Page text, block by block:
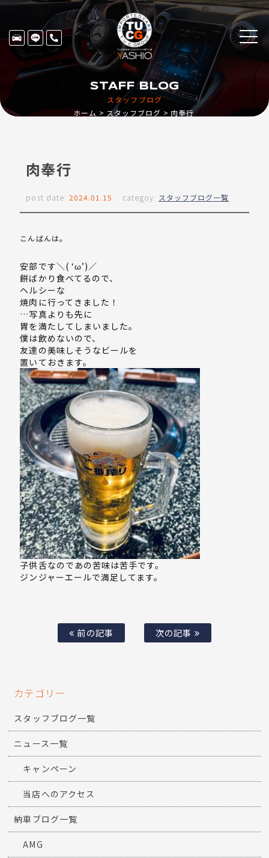
スタッフブログ
STAFF BLOG
ホーム スタッフブログ 肉奉行
肉奉行
post date: 2024.01.15 categoy: スタッフブログ一覧
こんばんは。
安部です＼( ‘ω’)／
餅ばかり食べてるので、
ヘルシーな
焼肉に行ってきました！
…写真よりも先に
胃を満たしてしまいました。
僕は飲めないので、
友達の美味しそうなビールを
置いておきます。
子供舌なのであの苦味は苦手です。
ジンジャーエールで満足してます。
前の記事 次の記事
カテゴリー
スタッフブログ一覧
ニュース一覧
キャンペーン
当店へのアクセス
納車ブログ一覧
AMG